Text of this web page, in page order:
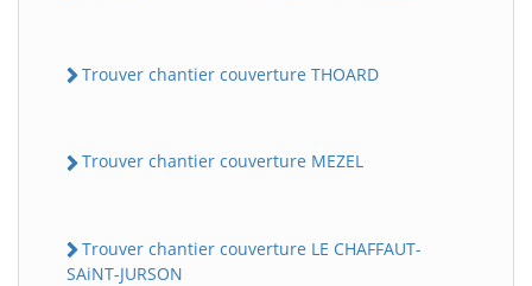
Trouver chantier couverture THOARD
Trouver chantier couverture MEZEL
Trouver chantier couverture LE CHAFFAUT-
SAiNT-JURSON